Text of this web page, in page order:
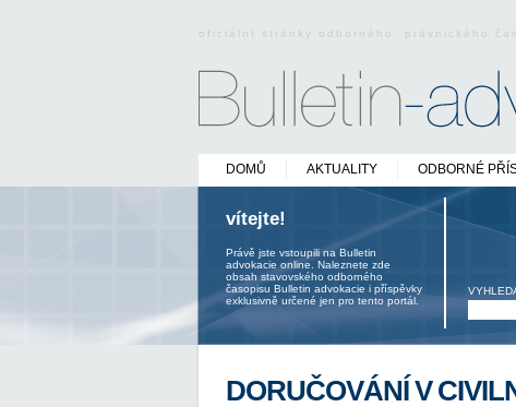
oficiální stránky odborného právnického
DOMŮ AKTUALITY ODBORNÉ
vítejte!
Právě jste vstoupili na Bulletin
advokacie online. Naleznete zde
obsah stavovského odborného
časopisu Bulletin advokacie i příspěvky
exklusivně určené jen pro tento portál.
DORUČOVÁNÍ V